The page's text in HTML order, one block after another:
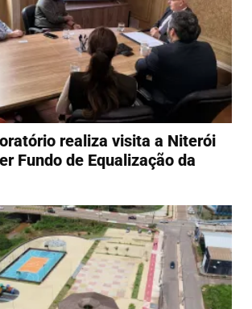
realiza visita a Niterói
Fundo de Equalização da